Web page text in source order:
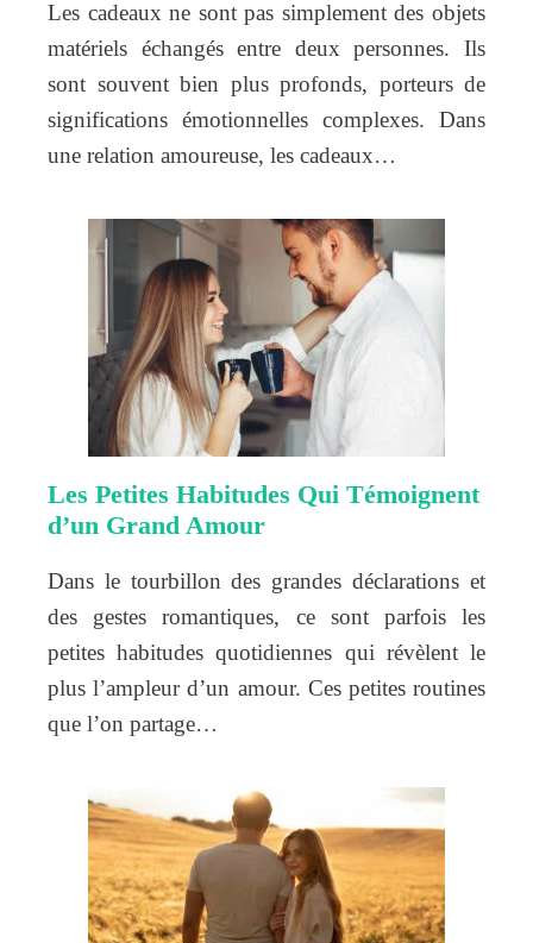
Les cadeaux ne sont pas simplement des objets
matériels échangés entre deux personnes. Ils
sont souvent bien plus profonds, porteurs de
significations émotionnelles complexes. Dans
une relation amoureuse, les cadeaux…
Les Petites Habitudes Qui Témoignent
d’un Grand Amour
Dans le tourbillon des grandes déclarations et
des gestes romantiques, ce sont parfois les
petites habitudes quotidiennes qui révèlent le
plus l’ampleur d’un amour. Ces petites routines
que l’on partage…